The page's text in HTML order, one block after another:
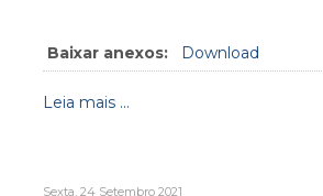
Baixar anexos: Download
Leia mais ...
Sexta, 24 Setembro 2021